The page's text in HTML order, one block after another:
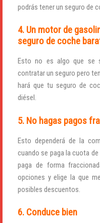
podrás tener un seguro de
4. Un motor de
seguro de coche
Esto no es algo que se
contratar un seguro pero
hará que tu seguro de
diésel.
5. No hagas pagos
Esto dependerá de la
cuando se paga la cuota
paga de forma
opciones y elige la que
posibles descuentos.
6. Conduce bien